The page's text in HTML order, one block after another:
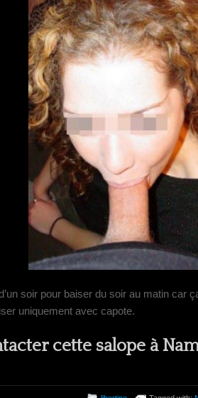
soir pour baiser du soir au matin car
uniquement avec capote.
cette salope à